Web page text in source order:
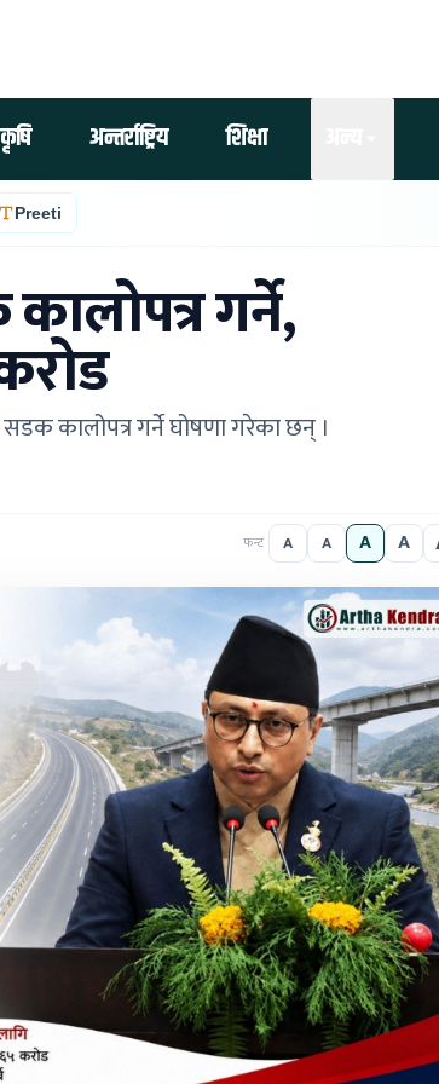
कृषि अन्तर्राष्ट्रिय शिक्षा
Preeti
गर्ने,
कालोपत्र गर्ने घोषणा गरेका छन् ।
फन्ट A A A A